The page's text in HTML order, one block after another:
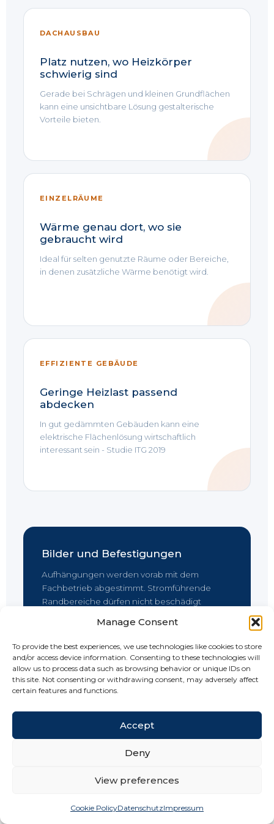
Manage Consent
To provide the best experiences, we use technologies like cookies to store
and/or access device information. Consenting to these technologies will
allow us to process data such as browsing behavior or unique IDs on
this site. Not consenting or withdrawing consent, may adversely affect
certain features and functions.
Accept
Deny
View preferences
Cookie PolicyDatenschutzImpressum
DACHAUSBAU
Platz nutzen, wo Heizkörper
schwierig sind
Gerade bei Schrägen und kleinen Grundflächen
kann eine unsichtbare Lösung gestalterische
Vorteile bieten.
EINZELRÄUME
Wärme genau dort, wo sie
gebraucht wird
Ideal für selten genutzte Räume oder Bereiche,
in denen zusätzliche Wärme benötigt wird.
EFFIZIENTE GEBÄUDE
Geringe Heizlast passend
abdecken
In gut gedämmten Gebäuden kann eine
elektrische Flächenlösung wirtschaftlich
interessant sein - Studie ITG 2019
Bilder und Befestigungen
Aufhängungen werden vorab mit dem
Fachbetrieb abgestimmt. Stromführende
Randbereiche dürfen nicht beschädigt
eine dokumentierte Flächenplanung sorgen
Möbel vor der Heizfläche
Große Schränke oder massive Sofas sollten
Freie Abstrahlung verhindert Wärmestau und